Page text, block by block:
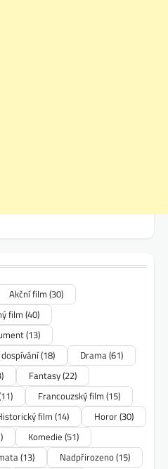
Akční film (30)
film (40)
(13)
dospívání(18) Drama(61)
Fantasy(22)
Francouzský film (15)
film (14) Horor(30)
Komedie (51)
(13) Nadpřirozeno(15)